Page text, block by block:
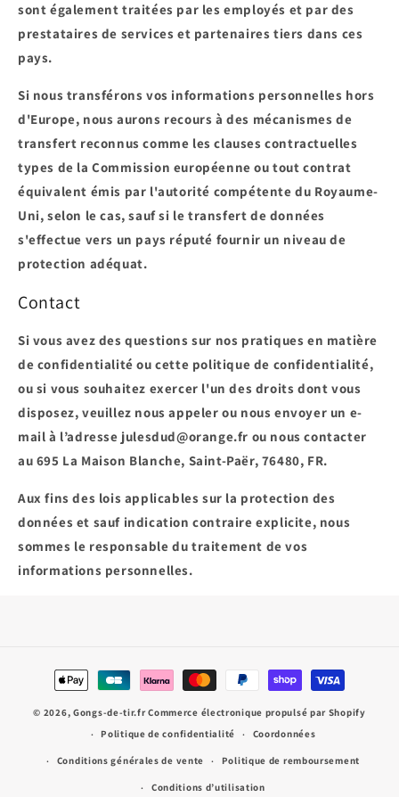
sont également traitées par les employés et par des
prestataires de services et partenaires tiers dans ces
pays.
Si nous transférons vos informations personnelles hors
d'Europe, nous aurons recours à des mécanismes de
transfert reconnus comme les clauses contractuelles
types de la Commission européenne ou tout contrat
équivalent émis par l'autorité compétente du Royaume-
Uni, selon le cas, sauf si le transfert de données
s'effectue vers un pays réputé fournir un niveau de
protection adéquat.
Contact
Si vous avez des questions sur nos pratiques en matière
de confidentialité ou cette politique de confidentialité,
ou si vous souhaitez exercer l'un des droits dont vous
disposez, veuillez nous appeler ou nous envoyer un e-
mail à l’adresse julesdud@orange.fr ou nous contacter
au 695 La Maison Blanche, Saint-Paër, 76480, FR.
Aux fins des lois applicables sur la protection des
données et sauf indication contraire explicite, nous
sommes le responsable du traitement de vos
informations personnelles.
Moyens
de
paiement
© 2026, Gongs-de-tir.frCommerce électronique propulsé par Shopify
Politique de confidentialité
Coordonnées
Conditions générales de vente Politique de remboursement
Conditions d’utilisation